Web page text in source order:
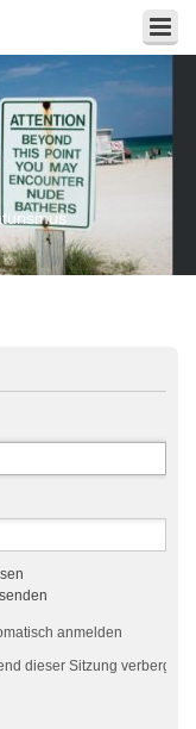
anmelden
dieser Sitzung verbergen